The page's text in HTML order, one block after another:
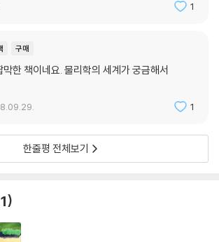
1
구매
한 책이네요. 물리학의 세계가 궁금해서
1
한줄평 전체보기
1